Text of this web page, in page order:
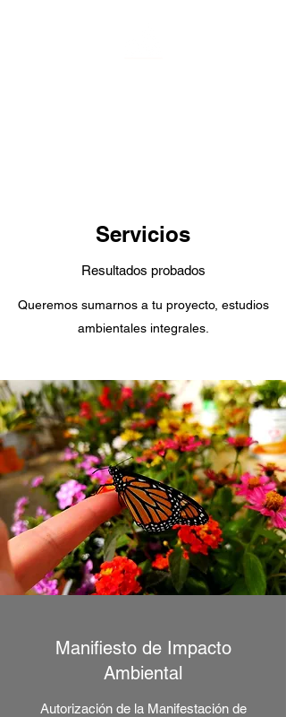
Servicios
Resultados probados
Queremos sumarnos a tu proyecto, estudios
ambientales integrales.
Manifiesto de Impacto
Ambiental
Autorización de la Manifestación de